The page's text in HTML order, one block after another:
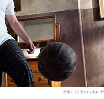
Bild: © Senator